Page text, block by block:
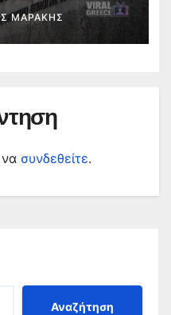
ΜΑΡΆΚΗΣ
να συνδεθείτε.
Αναζήτηση